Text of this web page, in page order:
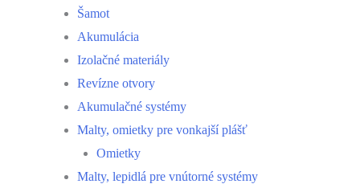
Šamot
Akumulácia
Izolačné materiály
Revízne otvory
Akumulačné systémy
Malty, omietky pre vonkajší plášť
Omietky
Malty, lepidlá pre vnútorné systémy